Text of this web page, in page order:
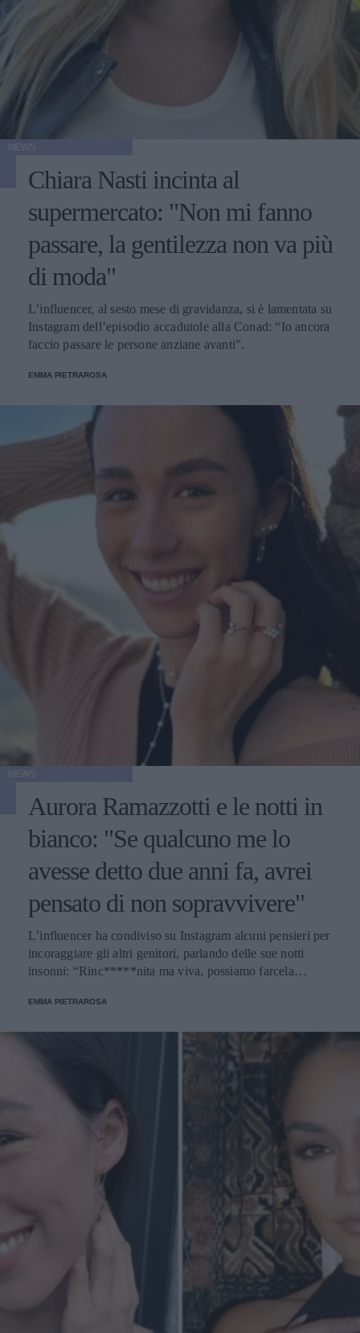
Chiara Nasti incinta al
supermercato: "Non mi fanno
passare, la gentilezza non va più
di moda"
L’influencer, al sesto mese di gravidanza, si è lamentata su
Instagram dell’episodio accadutole alla Conad: “Io ancora
faccio passare le persone anziane avanti”.
EMMA PIETRAROSA
Aurora Ramazzotti e le notti in
bianco: "Se qualcuno me lo
avesse detto due anni fa, avrei
pensato di non sopravvivere"
L’influencer ha condiviso su Instagram alcuni pensieri per
incoraggiare gli altri genitori, parlando delle sue notti
insonni: “Rinc*****nita ma viva, possiamo farcela
EMMA PIETRAROSA